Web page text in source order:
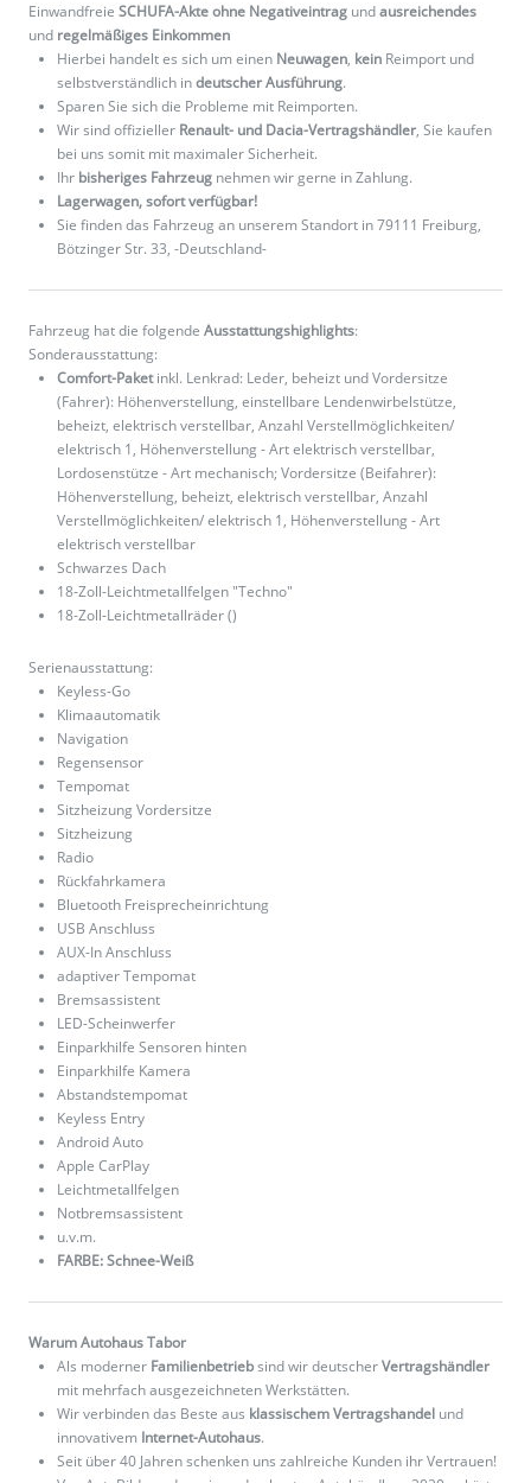
Einwandfreie SCHUFA-Akte ohne Negativeintrag undausreichendes
und regelmäßiges Einkommen
Hierbei handelt es sich um einen Neuwagen, kein Reimport und
selbstverständlich indeutscher Ausführung.
Sparen Sie sich die Probleme mit Reimporten.
Wir sind offizieller Renault- und Dacia-Vertragshändler, Sie kaufen
bei uns somit mit maximaler Sicherheit.
Ihr bisheriges Fahrzeug nehmen wir gerne in Zahlung.
Lagerwagen, sofort verfügbar!
Sie finden das Fahrzeug an unserem Standort in 79111 Freiburg,
Bötzinger Str. 33, -Deutschland-
Fahrzeug hat die folgende Ausstattungshighlights:
Sonderausstattung:
Comfort-Paketinkl. Lenkrad: Leder, beheizt und Vordersitze
(Fahrer): Höhenverstellung, einstellbare Lendenwirbelstütze,
beheizt, elektrisch verstellbar, Anzahl Verstellmöglichkeiten/
elektrisch 1, Höhenverstellung - Art elektrisch verstellbar,
Lordosenstütze - Art mechanisch; Vordersitze (Beifahrer):
Höhenverstellung, beheizt, elektrisch verstellbar, Anzahl
Verstellmöglichkeiten/ elektrisch 1, Höhenverstellung - Art
elektrisch verstellbar
Schwarzes Dach
18-Zoll-Leichtmetallfelgen "Techno"
18-Zoll-Leichtmetallräder ()
Serienausstattung:
Keyless-Go
Klimaautomatik
Navigation
Regensensor
Tempomat
Sitzheizung Vordersitze
Sitzheizung
Radio
Rückfahrkamera
Bluetooth Freisprecheinrichtung
USB Anschluss
AUX-In Anschluss
adaptiver Tempomat
Bremsassistent
LED-Scheinwerfer
Einparkhilfe Sensoren hinten
Einparkhilfe Kamera
Abstandstempomat
Keyless Entry
Android Auto
Apple CarPlay
Leichtmetallfelgen
Notbremsassistent
u.v.m.
FARBE: Schnee-Weiß
Warum Autohaus Tabor
Als moderner Familienbetriebsind wir deutscherVertragshändler
mit mehrfach ausgezeichneten Werkstätten.
Wir verbinden das Beste aus klassischem Vertragshandel und
innovativem Internet-Autohaus.
Seit über 40 Jahren schenken uns zahlreiche Kunden ihr Vertrauen!